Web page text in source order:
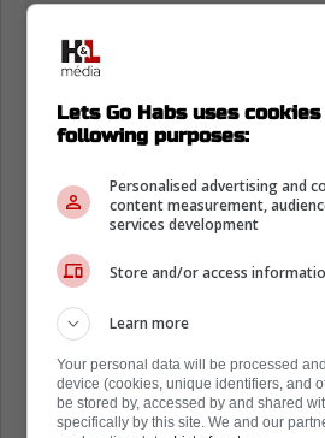
Lets Go Habs uses
following purposes:
Personalised advertising and
content measurement,
services development
Store and/or access
Learn more
Your personal data will be processed
device (cookies, unique identifiers, and
be stored by, accessed by and shared
specifically by this site. We and our